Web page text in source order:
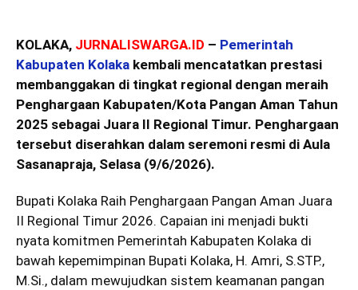
KOLAKA, JURNALISWARGA.ID – Pemerintah
Kabupaten Kolaka kembali mencatatkan prestasi
membanggakan di tingkat regional dengan meraih
Penghargaan Kabupaten/Kota Pangan Aman Tahun
2025 sebagai Juara II Regional Timur. Penghargaan
tersebut diserahkan dalam seremoni resmi di Aula
Sasanapraja, Selasa (9/6/2026).
Bupati Kolaka Raih Penghargaan Pangan Aman Juara
II Regional Timur 2026. Capaian ini menjadi bukti
nyata komitmen Pemerintah Kabupaten Kolaka di
bawah kepemimpinan Bupati Kolaka, H. Amri, S.STP.,
M.Si., dalam mewujudkan sistem keamanan pangan